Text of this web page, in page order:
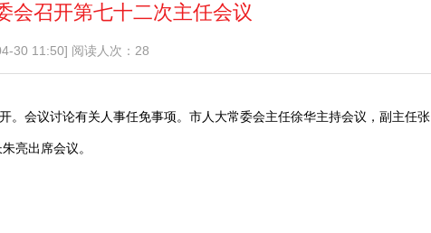
会召开第七十二次主任会议
30 11:50] 阅读人次：28
。会议讨论有关人事任免事项。市人大常委会主任徐华主持会议，副主任张
亮出席会议。